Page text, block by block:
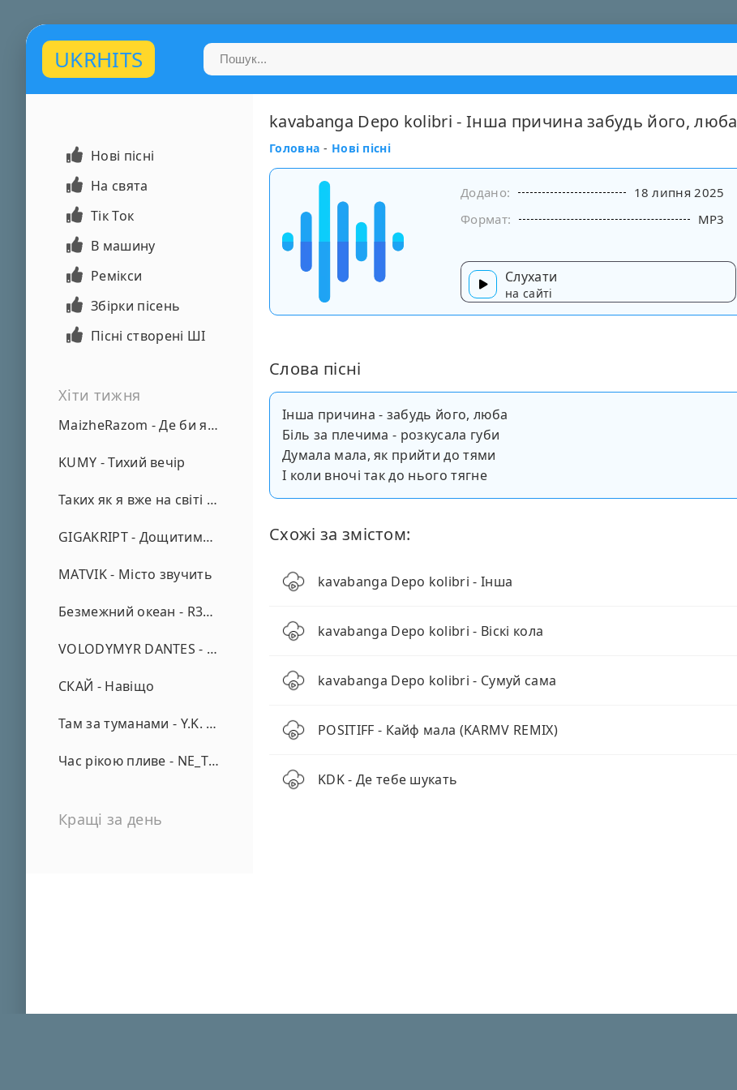
UKRHITS
Нові пісні
На свята
Тік Ток
В машину
Ремікси
Збірки пісень
Пісні створені ШІ
Хіти тижня
MaizheRazom - Де би я не був
KUMY - Тихий вечір
Таких як я вже на світі нема - А. Малярник
GIGAKRIPT - Дощитиме зима
MATVIK - Місто звучить
Безмежний океан - R3phase
VOLODYMYR DANTES - Просто кохаю (REMIX)
СКАЙ - Навіщо
Там за туманами - Y.K. Music
Час рікою пливе - NE_TVOYA_MRIYA
Кращі за день
kavabanga Depo kolibri - Інша причина забудь його, люба
Головна - Нові пісні
Додано: 18 липня 2025
Формат:
MP3
Слухати
на сайті
Слова пісні
Інша причина - забудь його, люба
Біль за плечима - розкусала губи
Думала мала, як прийти до тями
І коли вночі так до нього тягне
Схожі за змістом:
kavabanga Depo kolibri - Інша
kavabanga Depo kolibri - Віскі кола
kavabanga Depo kolibri - Сумуй cама
POSITIFF - Кайф мала (KARMV REMIX)
KDK - Де тебе шукать